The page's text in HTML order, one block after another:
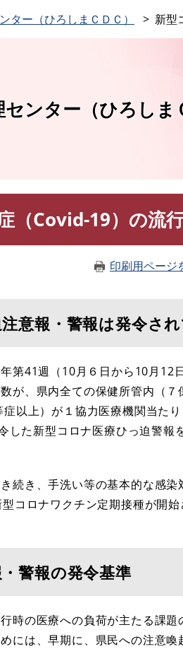
ター（ひろしまＣＤＣ） 新型
ンター（ひろしま
（Covid-19）の流
印刷用ページ
意報・警報は発令さ
第41週（10月６日から10月12
が、県内全ての保健所管内（
以上）が１協力医療機関当た
した新型コロナ医療ひっ迫警報
続き、手洗い等の基本的な感染
コロナワクチン定期接種が開
警報の発令基準
時の医療への負荷が主たる課
には、早期に、県民への注意